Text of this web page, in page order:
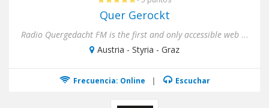
Quer Gerockt
Radio Quergedacht FM is the first and only accessible web radio. It is a radio for people who are different - people ...
Austria - Styria - Graz
Frecuencia: Online | Escuchar